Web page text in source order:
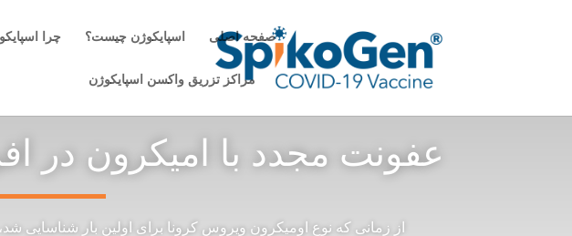
صفحه اصلی اسپایکوژن چیست؟ چرا
مراکز تزریق واکسن اسپایکوژن
عفونت مجدد با امیکرون در
از زمانی که نوع اومیکرون ویروس کرونا برای اولین بار شناسایی